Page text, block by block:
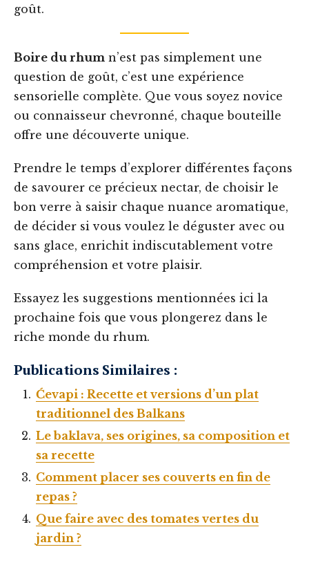
goût.
Boire du rhum n’est pas simplement une
question de goût, c’est une expérience
sensorielle complète. Que vous soyez novice
ou connaisseur chevronné, chaque bouteille
offre une découverte unique.
Prendre le temps d’explorer différentes façons
de savourer ce précieux nectar, de choisir le
bon verre à saisir chaque nuance aromatique,
de décider si vous voulez le déguster avec ou
sans glace, enrichit indiscutablement votre
compréhension et votre plaisir.
Essayez les suggestions mentionnées ici la
prochaine fois que vous plongerez dans le
riche monde du rhum.
Publications Similaires :
Ćevapi : Recette et versions d’un plat
traditionnel des Balkans
Le baklava, ses origines, sa composition et
sa recette
Comment placer ses couverts en fin de
repas ?
Que faire avec des tomates vertes du
jardin ?